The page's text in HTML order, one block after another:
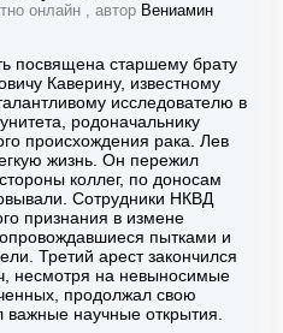
онлайн , автор Вениамин
посвящена старшему брату
Каверину, известному
исследователю в
родоначальнику
происхождения рака. Лев
жизнь. Он пережил
коллег, по доносам
Сотрудники НКВД
признания в измене
пытками и
Третий арест закончился
несмотря на невыносимые
продолжал свою
научные открытия.